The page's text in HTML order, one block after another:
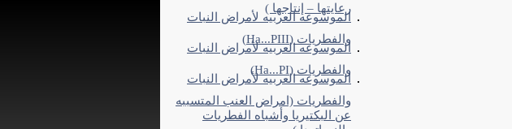
رعايتها – إنتاجها )
الموسوعه العربيه لأمراض النبات
والفطريات (Ha...PIII)
الموسوعه العربيه لأمراض النبات
والفطريات (Ha...PI)
الموسوعه العربيه لأمراض النبات
والفطريات (امراض العنب المتسببه
عن البكتيريا وأشباه الفطريات
والنيماتودا )